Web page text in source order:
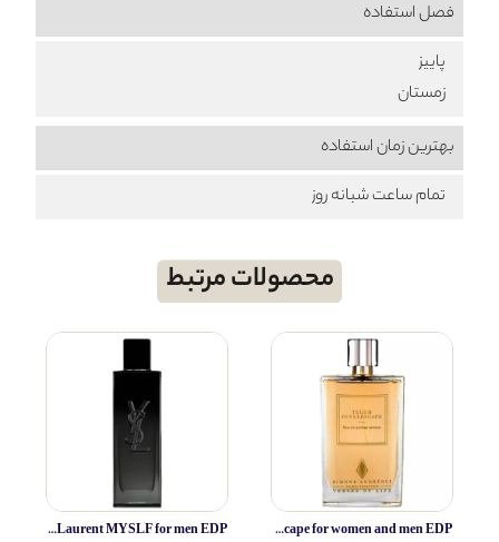
فصل استفاده
پاییز
زمستان
بهترین زمان استفاده
تمام ساعت شبانه روز
محصولات مرتبط
Simone Andreoli Tulum Junglescape for women and men EDP
Yves Saint Laurent MYSLF for men EDP